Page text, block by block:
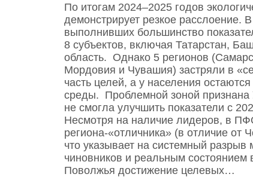
По итогам 2024–2025 годов
демонстрирует резкое расслоение.
выполнивших большинство
8 субъектов, включая Татарстан,
область. Однако 5 регионов
Мордовия и Чувашия) застряли в
часть целей, а у населения
среды. Проблемной зоной признана
не смогла улучшить показатели с
Несмотря на наличие лидеров, в
региона-«отличника» (в отличие от
что указывает на системный
чиновников и реальным
Поволжья достижение целевых…